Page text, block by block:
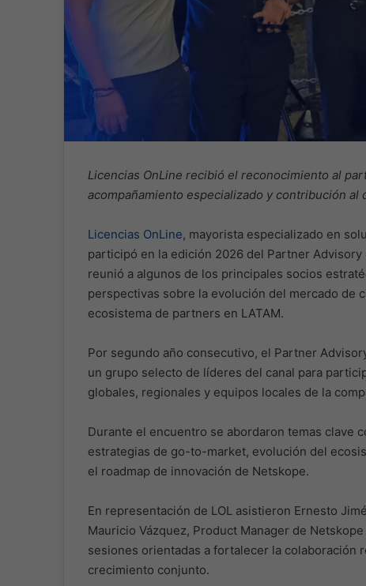
Licencias OnLine recibió el reconocimiento al
acompañamiento especializado y contribución
Licencias OnLine, mayorista especializado en
participó en la edición 2026 del Partner Advisory
reunió a algunos de los principales socios
perspectivas sobre la evolución del mercado de
ecosistema de partners en LATAM.
Por segundo año consecutivo, el Partner
un grupo selecto de líderes del canal para
globales, regionales y equipos locales de la
Durante el encuentro se abordaron temas clave
estrategias de go-to-market, evolución del
el roadmap de innovación de Netskope.
En representación de LOL asistieron Ernesto
Mauricio Vázquez, Product Manager de
sesiones orientadas a fortalecer la colaboración
crecimiento conjunto.